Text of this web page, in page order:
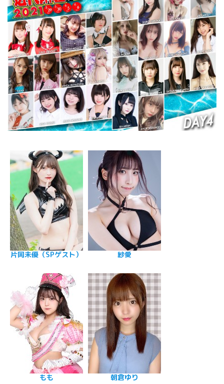
片岡未優（SPゲスト） 紗愛
もも 朝倉ゆり